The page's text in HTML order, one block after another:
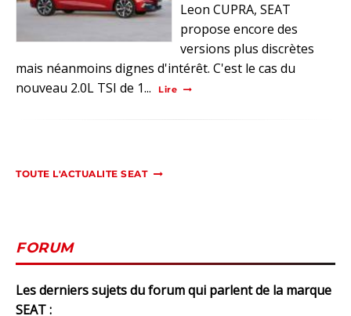
Leon CUPRA, SEAT
propose encore des
versions plus discrètes
mais néanmoins dignes d'intérêt. C'est le cas du
nouveau 2.0L TSI de 1...
Lire
TOUTE L'ACTUALITE SEAT
FORUM
Les derniers sujets du forum qui parlent de la marque
SEAT :